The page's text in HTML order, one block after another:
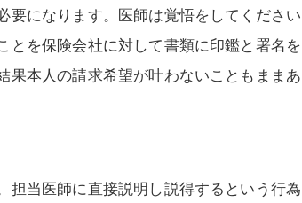
要になります。医師は覚悟をしてください
とを保険会社に対して書類に印鑑と署名を
果本人の請求希望が叶わないこともままあ
担当医師に直接説明し説得するという行為